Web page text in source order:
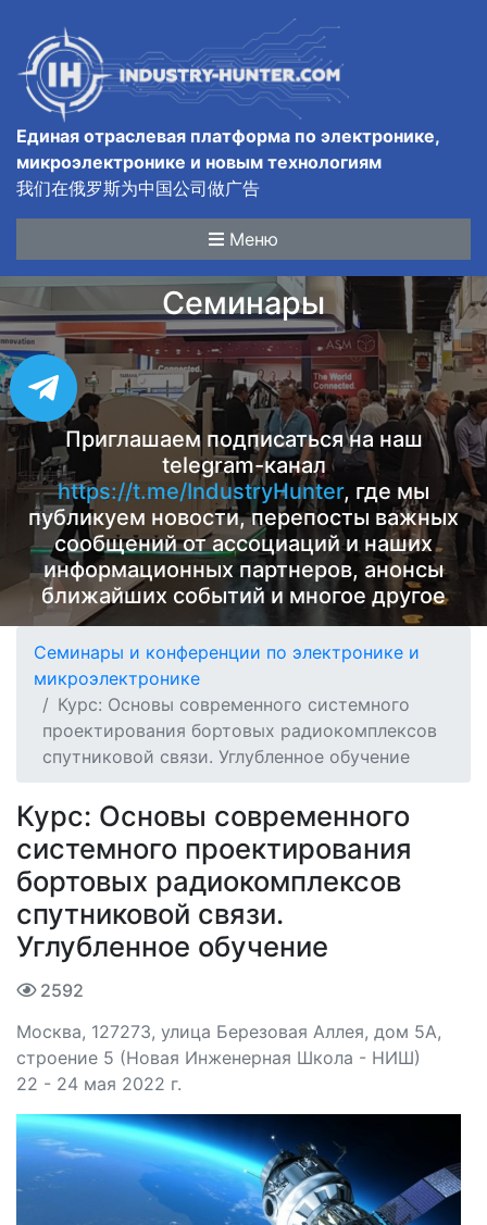
Единая отраслевая платформа по электронике,
микроэлектронике и новым технологиям
我们在俄罗斯为中国公司做广告
Меню
Семинары
Приглашаем подписаться на наш
telegram-канал
https://t.me/IndustryHunter, где мы
публикуем новости, перепосты важных
сообщений от ассоциаций и наших
информационных партнеров, анонсы
ближайших событий и многое другое
Семинары и конференции по электронике и
микроэлектронике
Курс: Основы современного системного
проектирования бортовых радиокомплексов
спутниковой связи. Углубленное обучение
Курс: Основы современного
системного проектирования
бортовых радиокомплексов
спутниковой связи.
Углубленное обучение
2592
Москва, 127273, улица Березовая Аллея, дом 5А,
строение 5 (Новая Инженерная Школа - НИШ)
22 - 24 мая 2022 г.